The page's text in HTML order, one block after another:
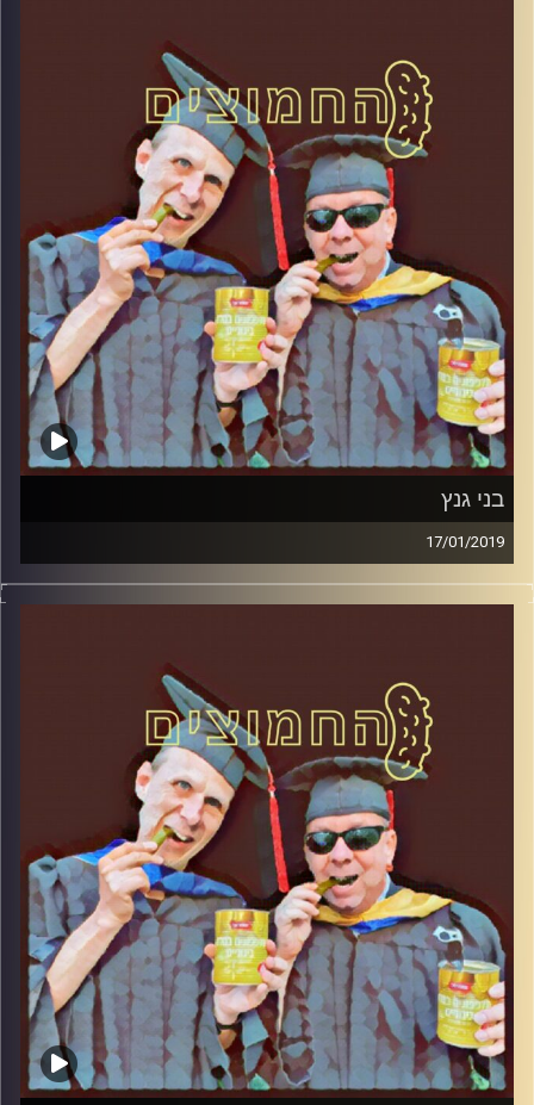
קרדיט תמונות:AudioVersity
בני גנץ
17/01/2019
פרופסור בועז בן-דוד ופרופסור גלעד הירשברגר
קרדיט תמונות:AudioVersity